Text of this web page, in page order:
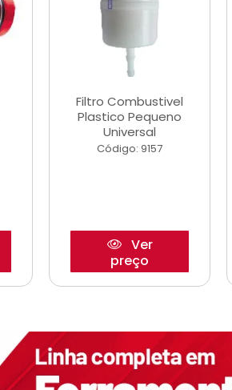
Filtro Combustivel
Plastico Pequeno
Universal
Código: 9157
Ver
preço